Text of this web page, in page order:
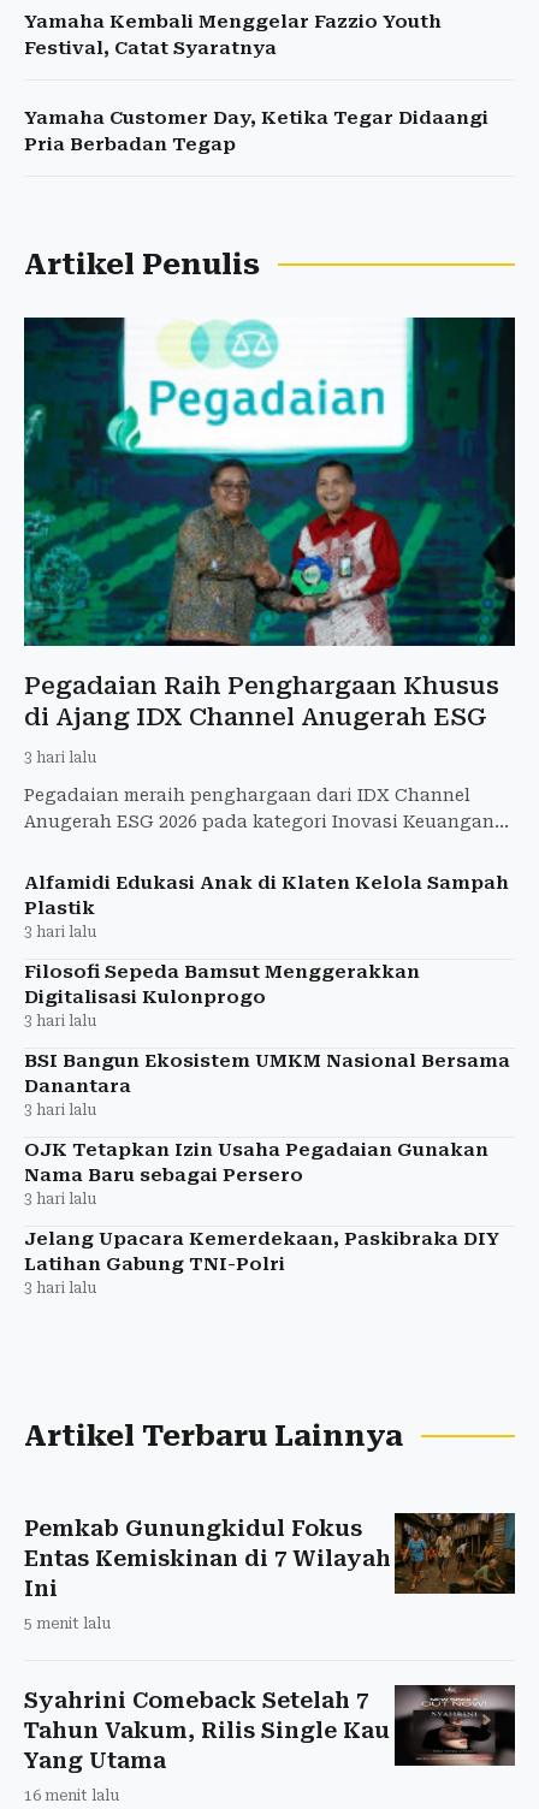
Yamaha Kembali Menggelar Fazzio Youth
Festival, Catat Syaratnya
Yamaha Customer Day, Ketika Tegar Didaangi
Pria Berbadan Tegap
Artikel Penulis
Pegadaian Raih Penghargaan Khusus
di Ajang IDX Channel Anugerah ESG
3 hari lalu
Pegadaian meraih penghargaan dari IDX Channel
Anugerah ESG 2026 pada kategori Inovasi Keuangan
Alfamidi Edukasi Anak di Klaten Kelola Sampah
Plastik
3 hari lalu
Filosofi Sepeda Bamsut Menggerakkan
Digitalisasi Kulonprogo
3 hari lalu
BSI Bangun Ekosistem UMKM Nasional Bersama
Danantara
3 hari lalu
OJK Tetapkan Izin Usaha Pegadaian Gunakan
Nama Baru sebagai Persero
3 hari lalu
Jelang Upacara Kemerdekaan, Paskibraka DIY
Latihan Gabung TNI-Polri
3 hari lalu
Artikel Terbaru Lainnya
Pemkab Gunungkidul Fokus
Entas Kemiskinan di 7 Wilayah
Ini
5 menit lalu
Syahrini Comeback Setelah 7
Tahun Vakum, Rilis Single Kau
Yang Utama
16 menit lalu